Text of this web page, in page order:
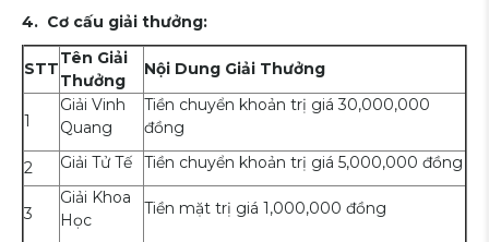
4. Cơ cấu giải thưởng:
STT
Tên Giải
Thưởng
Nội Dung Giải Thưởng
1
Giải Vinh
Quang
Tiền chuyển khoản trị giá 30,000,000
đồng
2 Giải Tử Tế Tiền chuyển khoản trị giá 5,000,000 đồng
3
Giải Khoa
Học
Tiền mặt trị giá 1,000,000 đồng